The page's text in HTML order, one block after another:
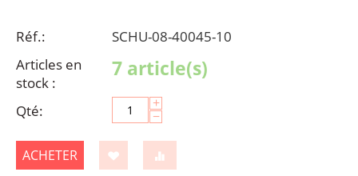
Réf.:
SCHU-08-40045-10
Articles en
stock :
7 article(s)
Qté: +
−
ACHETER